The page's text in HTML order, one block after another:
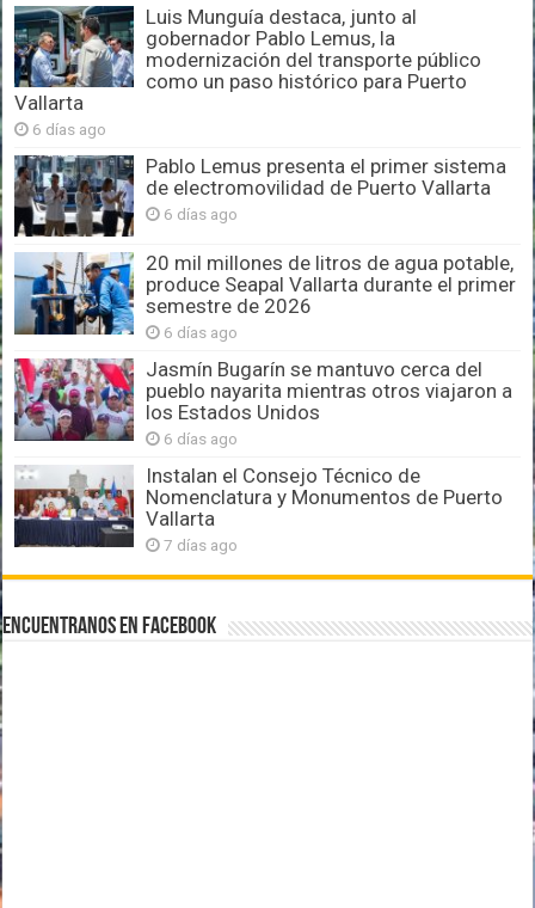
Luis Munguía destaca, junto al
gobernador Pablo Lemus, la
modernización del transporte público
como un paso histórico para Puerto
Vallarta
6 días ago
Pablo Lemus presenta el primer sistema
de electromovilidad de Puerto Vallarta
6 días ago
20 mil millones de litros de agua potable,
produce Seapal Vallarta durante el primer
semestre de 2026
6 días ago
Jasmín Bugarín se mantuvo cerca del
pueblo nayarita mientras otros viajaron a
los Estados Unidos
6 días ago
Instalan el Consejo Técnico de
Nomenclatura y Monumentos de Puerto
Vallarta
7 días ago
Encuentranos en Facebook